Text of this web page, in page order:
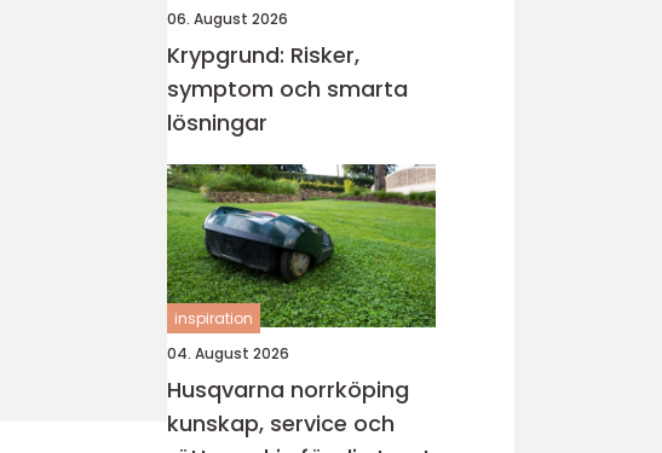
06. August 2026
Krypgrund: Risker,
symptom och smarta
lösningar
inspiration
04. August 2026
Husqvarna norrköping
kunskap, service och